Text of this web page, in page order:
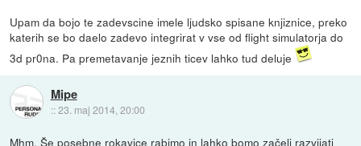
Upam da bojo te zadevscine imele ljudsko spisane knjiznice, preko
katerih se bo daelo zadevo integrirat v vse od flight simulatorja do
3d pr0na. Pa premetavanje jeznih ticev lahko tud deluje
Mipe
::23. maj 2014, 20:00
Mhm. Še posebne rokavice rabimo in lahko bomo začeli razvijati